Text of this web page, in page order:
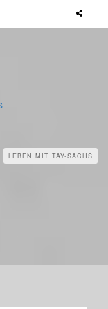
LEBEN MIT TAY-SACHS